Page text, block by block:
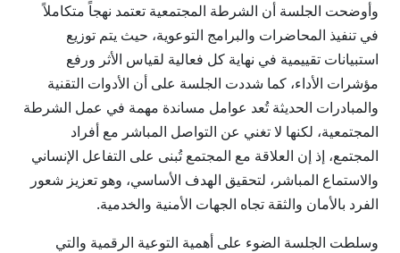
وأوضحت الجلسة أن الشرطة المجتمعية تعتمد نهجاً متكاملاً
في تنفيذ المحاضرات والبرامج التوعوية، حيث يتم توزيع
استبيانات تقييمية في نهاية كل فعالية لقياس الأثر ورفع
مؤشرات الأداء، كما شددت الجلسة على أن الأدوات التقنية
والمبادرات الحديثة تُعد عوامل مساندة مهمة في عمل الشرطة
المجتمعية، لكنها لا تغني عن التواصل المباشر مع أفراد
المجتمع، إذ إن العلاقة مع المجتمع تُبنى على التفاعل الإنساني
والاستماع المباشر، لتحقيق الهدف الأساسي، وهو تعزيز شعور
الفرد بالأمان والثقة تجاه الجهات الأمنية والخدمية.
وسلطت الجلسة الضوء على أهمية التوعية الرقمية والتي